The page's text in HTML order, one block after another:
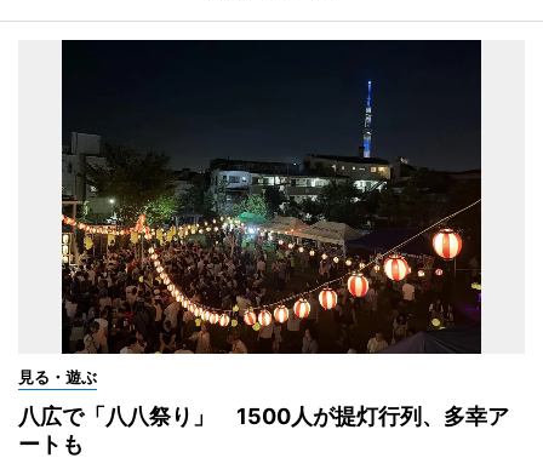
見る・遊ぶ
八広で「八八祭り」 1500人が提灯行列、多幸ア
ートも